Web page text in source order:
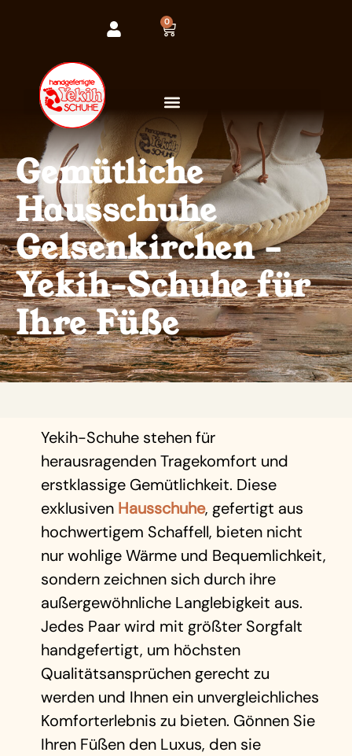
0
Gemütliche
Hausschuhe
Gelsenkirchen –
Yekih-Schuhe für
Ihre Füße
Yekih-Schuhe stehen für
herausragenden Tragekomfort und
erstklassige Gemütlichkeit. Diese
exklusiven Hausschuhe, gefertigt aus
hochwertigem Schaffell, bieten nicht
nur wohlige Wärme und Bequemlichkeit,
sondern zeichnen sich durch ihre
außergewöhnliche Langlebigkeit aus.
Jedes Paar wird mit größter Sorgfalt
handgefertigt, um höchsten
Qualitätsansprüchen gerecht zu
werden und Ihnen ein unvergleichliches
Komforterlebnis zu bieten. Gönnen Sie
Ihren Füßen den Luxus, den sie